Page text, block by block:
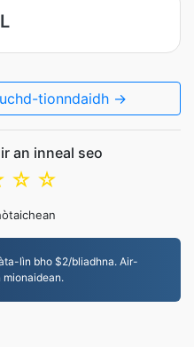
tionndaidh →
an inneal seo
☆
☆
lìn bho $2/bliadhna. Air-
mionaidean.